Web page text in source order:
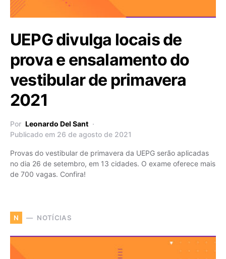
UEPG divulga locais de
prova e ensalamento do
vestibular de primavera
2021
Por Leonardo Del Sant
Publicado em 26 de agosto de 2021
Provas do vestibular de primavera da UEPG serão aplicadas
no dia 26 de setembro, em 13 cidades. O exame oferece mais
de 700 vagas. Confira!
N NOTÍCIAS